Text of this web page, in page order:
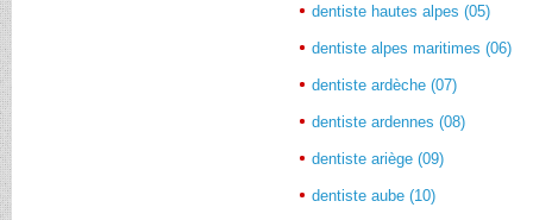
dentiste hautes alpes (05)
dentiste alpes maritimes (06)
dentiste ardèche (07)
dentiste ardennes (08)
dentiste ariège (09)
dentiste aube (10)